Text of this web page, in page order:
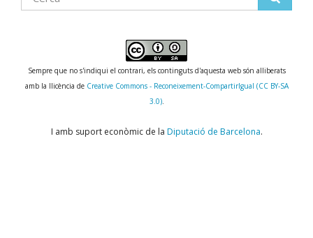
Sempre que no s'indiqui el contrari, els continguts d'aquesta web són alliberats
amb la llicència de Creative Commons - Reconeixement-CompartirIgual (CC BY-SA
3.0).
I amb suport econòmic de la Diputació de Barcelona.